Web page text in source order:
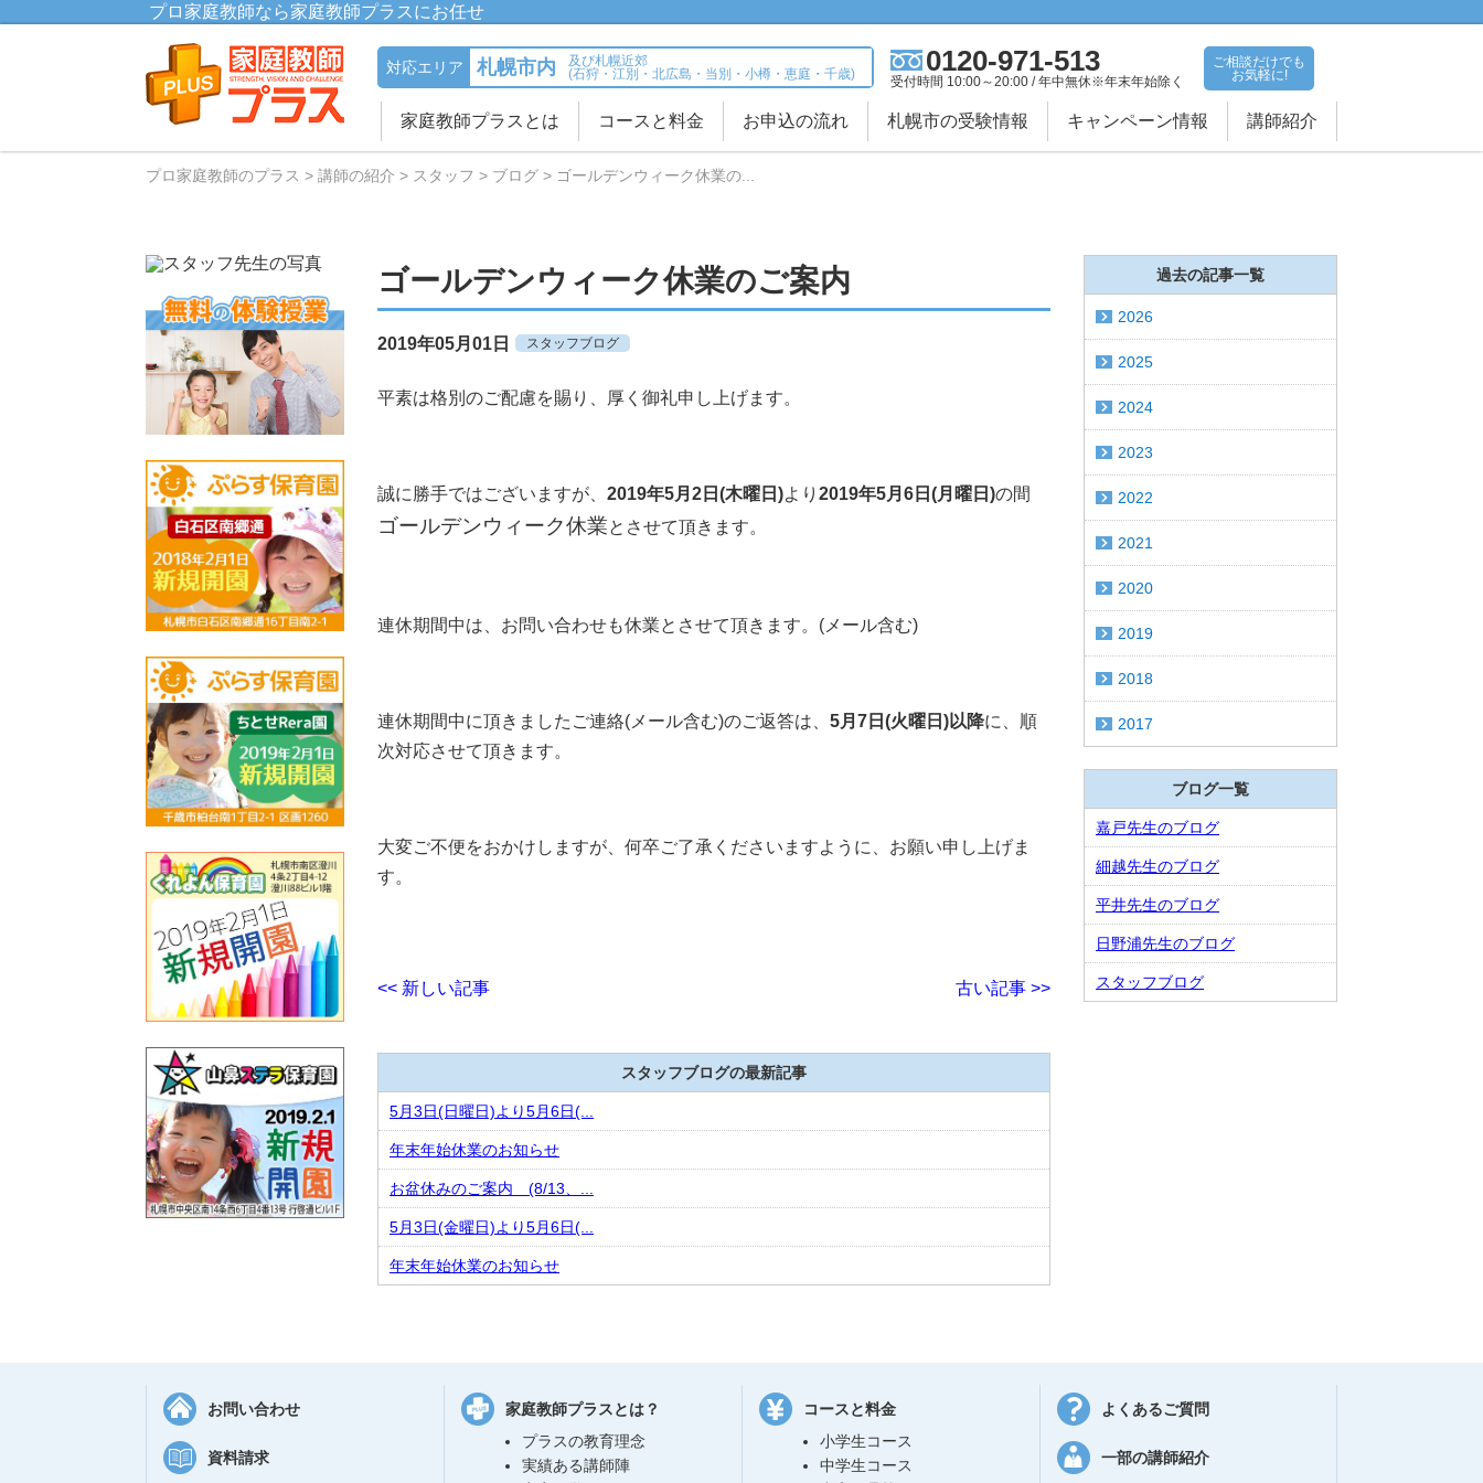
プロ家庭教師なら家庭教師プラスにお任せ
対応エリア 札幌市内
及び札幌近郊
(石狩・江別・北広島・当別・小樽・恵庭・千歳)
0120-971-513
受付時間 10:00～20:00 / 年中無休※年末年始除く
ご相談だけでも
お気軽に!
家庭教師プラスとは コースと料金 お申込の流れ 札幌市の受験情報 キャンペーン情報 講師紹介
プロ家庭教師のプラス 講師の紹介 スタッフ ブログ ゴールデンウィーク休業の...
ゴールデンウィーク休業のご案内
2019年05月01日 スタッフブログ
平素は格別のご配慮を賜り、厚く御礼申し上げます。
誠に勝手ではございますが、 2019年5月2日(木曜日)より 2019年5月6日(月曜日)の間
ゴールデンウィーク休業とさせて頂きます。
連休期間中は、お問い合わせも休業とさせて頂きます。(メール含む)
連休期間中に頂きましたご連絡(メール含む)のご返答は、 5月7日(火曜日)以降に、順
次対応させて頂きます。
大変ご不便をおかけしますが、何卒ご了承くださいますように、お願い申し上げま
す。
古い記事 >>
<< 新しい記事
スタッフブログの最新記事
5月3日(日曜日)より5月6日(...
年末年始休業のお知らせ
お盆休みのご案内 (8/13、...
5月3日(金曜日)より5月6日(...
年末年始休業のお知らせ
過去の記事一覧
2026
2025
2024
2023
2022
2021
2020
2019
2018
2017
ブログ一覧
嘉戸先生のブログ
細越先生のブログ
平井先生のブログ
日野浦先生のブログ
スタッフブログ
お問い合わせ
資料請求
家庭教師プラスとは？
プラスの教育理念
実績ある講師陣
コースと料金
小学生コース
中学生コース
よくあるご質問
一部の講師紹介